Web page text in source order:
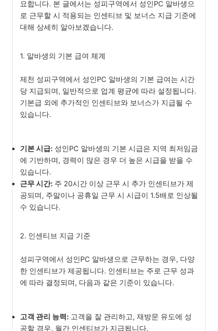
요합니다. 본 글에서는 성피구역에서 성인PC 알바생으
로 근무할 시 적용되는 인센티브 및 보너스 지급 기준에
대해 상세히 알아보겠습니다.
1. 알바생의 기본 급여 체계
제천 성피구역에서 성인PC 알바생의 기본 급여는 시간
당 지급되며, 일반적으로 업계 평균에 따라 설정됩니다.
기본급 외에 추가적인 인센티브와 보너스가 지급될 수
있습니다.
기본 시급: 성인PC 알바생의 기본 시급은 지역 최저임금
에 기반하며, 경력이 많은 경우 더 높은 시급을 받을 수
있습니다.
근무 시간: 주 20시간 이상 근무 시 추가 인센티브가 제
공되며, 주말이나 공휴일 근무 시 시급이 1.5배로 인상될
수 있습니다.
2. 인센티브 지급 기준
성피구역에서 성인PC 알바생으로 근무하는 경우, 다양
한 인센티브가 제공됩니다. 인센티브는 주로 근무 성과
에 따라 결정되며, 다음과 같은 기준이 있습니다.
고객 관리 능력: 고객을 잘 관리하고, 재방문 유도에 성
공할 경우, 월간 인센티브가 지급됩니다.